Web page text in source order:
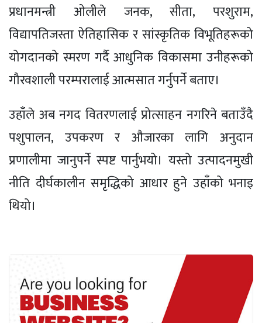
प्रधानमन्त्री ओलीले जनक, सीता, परशुराम,
विद्यापतिजस्ता ऐतिहासिक र सांस्कृतिक विभूतिहरूको
योगदानको स्मरण गर्दै आधुनिक विकासमा उनीहरूको
गौरवशाली परम्परालाई आत्मसात गर्नुपर्ने बताए।
उहाँले अब नगद वितरणलाई प्रोत्साहन नगरिने बताउँदै
पशुपालन, उपकरण र औजारका लागि अनुदान
प्रणालीमा जानुपर्ने स्पष्ट पार्नुभयो। यस्तो उत्पादनमुखी
नीति दीर्घकालीन समृद्धिको आधार हुने उहाँको भनाइ
थियो।